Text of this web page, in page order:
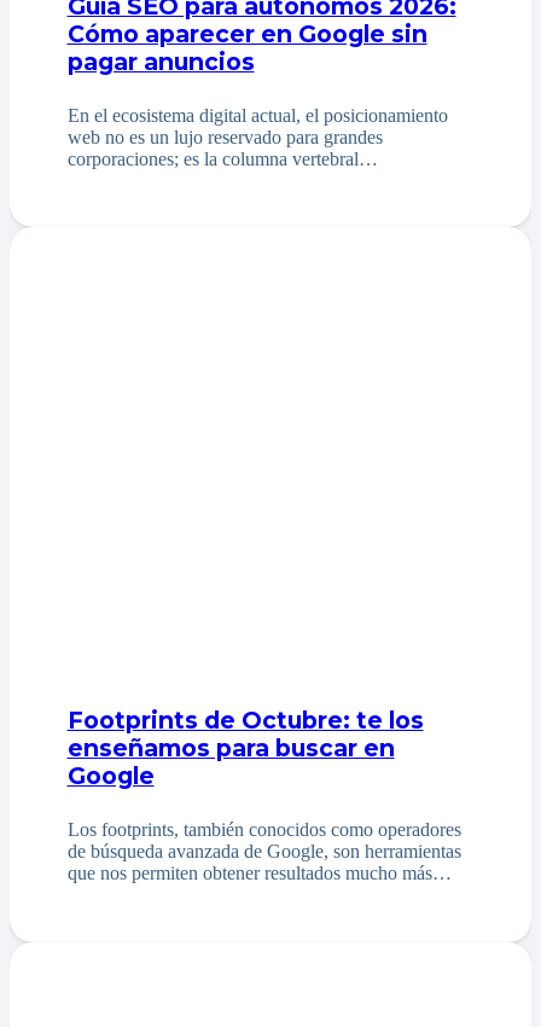
Guía SEO para autónomos 2026:
Cómo aparecer en Google sin
pagar anuncios
En el ecosistema digital actual, el posicionamiento
web no es un lujo reservado para grandes
corporaciones; es la columna vertebral…
Footprints de Octubre: te los
enseñamos para buscar en
Google
Los footprints, también conocidos como operadores
de búsqueda avanzada de Google, son herramientas
que nos permiten obtener resultados mucho más…